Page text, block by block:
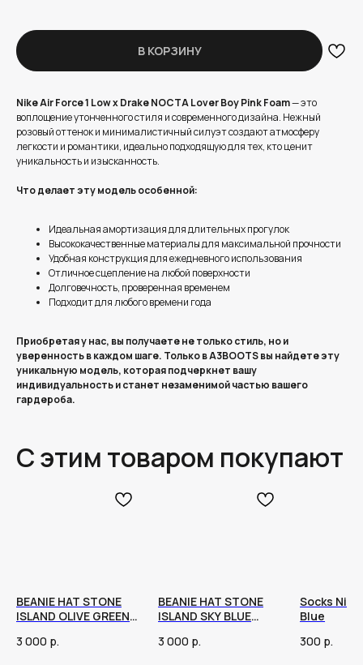
В КОРЗИНУ
Nike Air Force 1 Low x Drake NOCTA Lover Boy Pink Foam— это
воплощение утонченного стиля и современного дизайна. Нежный
розовый оттенок и минималистичный силуэт создают атмосферу
легкости и романтики, идеально подходящую для тех, кто ценит
уникальность и изысканность.
Что делает эту модель особенной:
Идеальная амортизация для длительных прогулок
Высококачественные материалы для максимальной прочности
Удобная конструкция для ежедневного использования
Отличное сцепление на любой поверхности
Долговечность, проверенная временем
Подходит для любого времени года
Приобретая у нас, вы получаете не только стиль, но и
уверенность в каждом шаге. Только в A3BOOTS вы найдете эту
уникальную модель, которая подчеркнет вашу
индивидуальность и станет незаменимой частью вашего
гардероба.
С этим товаром покупают
BEANIE HAT STONE
ISLAND OLIVE GREEN
3 000 р.
BEANIE HAT STONE
ISLAND SKY BLUE
3 000 р.
Socks
Blue
300 р.